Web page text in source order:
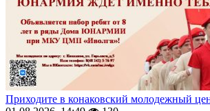
Приходите в конаковский молодежный